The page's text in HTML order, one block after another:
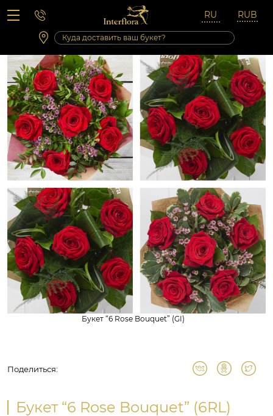
Вопросы-ответы
Сб 10:00 ‐ 14:00
Выходные и праздничные дни
Букет “6 Rose Bouquet” (GI)
Поделиться:
Букет “6 Rose Bouquet” (6RL)